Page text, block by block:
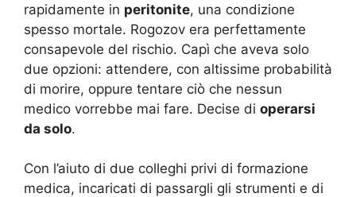
rapidamente in peritonite, una condizione
spesso mortale. Rogozov era perfettamente
consapevole del rischio. Capì che aveva solo
due opzioni: attendere, con altissime probabilità
di morire, oppure tentare ciò che nessun
medico vorrebbe mai fare. Decise di operarsi
da solo.
Con l’aiuto di due colleghi privi di formazione
medica, incaricati di passargli gli strumenti e di